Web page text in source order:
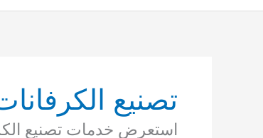
تصنيع
استعرض خدمات تصنيع